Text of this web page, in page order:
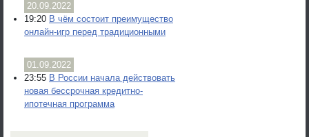
20.09.2022
19:20 В чём состоит преимущество
онлайн-игр перед традиционными
01.09.2022
23:55 В России начала действовать
новая бессрочная кредитно-
ипотечная программа